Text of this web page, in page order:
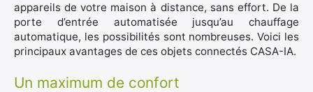
appareils de votre maison à distance, sans effort. De la
porte d’entrée automatisée jusqu’au chauffage
automatique, les possibilités sont nombreuses. Voici les
principaux avantages de ces objets connectés CASA-IA.
Un maximum de confort